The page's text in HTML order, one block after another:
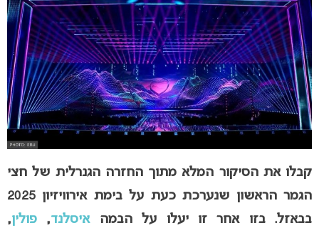
קבלו את הסיקור המלא מתוך החזרה הגנרלית של חצי
הגמר הראשון שנערכת כעת על בימת אירוויזיון 2025
בבאזל. בזו אחר זו יעלו על הבמהאיסלנד, פולין,